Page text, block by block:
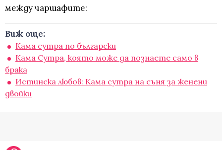
между чаршафите:
Виж още:
Кама сутра по български
Кама Сутра, която може да познаете само в
брака
Истинска любов: Кама сутра на съня за женени
двойки